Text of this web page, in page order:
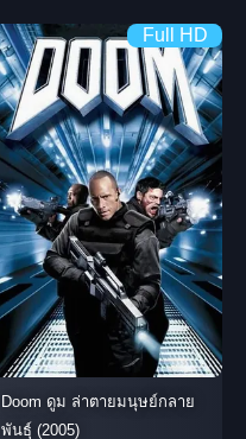
Full HD
Doom ดูม ล่าตายมนุษย์กลาย
พันธุ์ (2005)